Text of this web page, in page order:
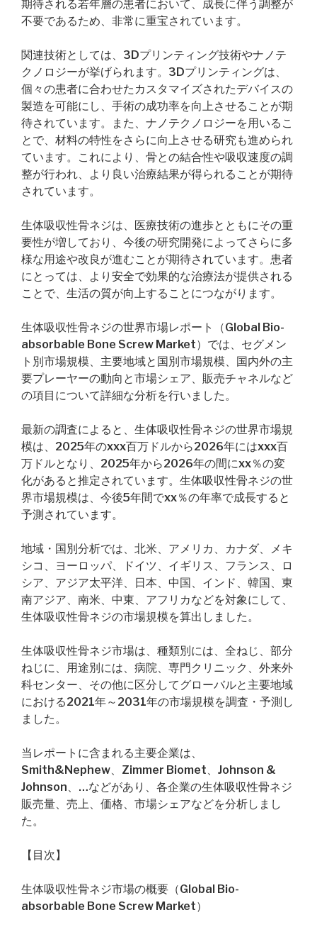
期待される若年層の患者において、成長に伴う調整が
不要であるため、非常に重宝されています。
関連技術としては、3Dプリンティング技術やナノテ
クノロジーが挙げられます。3Dプリンティングは、
個々の患者に合わせたカスタマイズされたデバイスの
製造を可能にし、手術の成功率を向上させることが期
待されています。また、ナノテクノロジーを用いるこ
とで、材料の特性をさらに向上させる研究も進められ
ています。これにより、骨との結合性や吸収速度の調
整が行われ、より良い治療結果が得られることが期待
されています。
生体吸収性骨ネジは、医療技術の進歩とともにその重
要性が増しており、今後の研究開発によってさらに多
様な用途や改良が進むことが期待されています。患者
にとっては、より安全で効果的な治療法が提供される
ことで、生活の質が向上することにつながります。
生体吸収性骨ネジの世界市場レポート（Global Bio-
absorbable Bone Screw Market）では、セグメン
ト別市場規模、主要地域と国別市場規模、国内外の主
要プレーヤーの動向と市場シェア、販売チャネルなど
の項目について詳細な分析を行いました。
最新の調査によると、生体吸収性骨ネジの世界市場規
模は、2025年のxxx百万ドルから2026年にはxxx百
万ドルとなり、2025年から2026年の間にxx％の変
化があると推定されています。生体吸収性骨ネジの世
界市場規模は、今後5年間でxx％の年率で成長すると
予測されています。
地域・国別分析では、北米、アメリカ、カナダ、メキ
シコ、ヨーロッパ、ドイツ、イギリス、フランス、ロ
シア、アジア太平洋、日本、中国、インド、韓国、東
南アジア、南米、中東、アフリカなどを対象にして、
生体吸収性骨ネジの市場規模を算出しました。
生体吸収性骨ネジ市場は、種類別には、全ねじ、部分
ねじに、用途別には、病院、専門クリニック、外来外
科センター、その他に区分してグローバルと主要地域
における2021年～2031年の市場規模を調査・予測し
ました。
当レポートに含まれる主要企業は、
Smith&Nephew、Zimmer Biomet、Johnson &
Johnson、…などがあり、各企業の生体吸収性骨ネジ
販売量、売上、価格、市場シェアなどを分析しまし
た。
【目次】
生体吸収性骨ネジ市場の概要（Global Bio-
absorbable Bone Screw Market）